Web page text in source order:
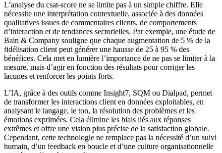
L’analyse du csat-score ne se limite pas à un simple chiffre. Elle
nécessite une interprétation contextuelle, associée à des données
qualitatives issues de commentaires clients, de comportements
d’interaction et de tendances sectorielles. Par exemple, une étude de
Bain & Company souligne que chaque augmentation de 5 % de la
fidélisation client peut générer une hausse de 25 à 95 % des
bénéfices. Cela met en lumière l’importance de ne pas se limiter à la
mesure, mais d’agir en fonction des résultats pour corriger les
lacunes et renforcer les points forts.
L’IA, grâce à des outils comme Insight7, SQM ou Dialpad, permet
de transformer les interactions client en données exploitables, en
analysant le langage, le ton, la résolution des problèmes et les
émotions exprimées. Cela élimine les biais liés aux réponses
extrêmes et offre une vision plus précise de la satisfaction globale.
Cependant, cette technologie ne remplace pas la nécessité d’un suivi
humain, d’un feedback en boucle et d’une culture organisationnelle